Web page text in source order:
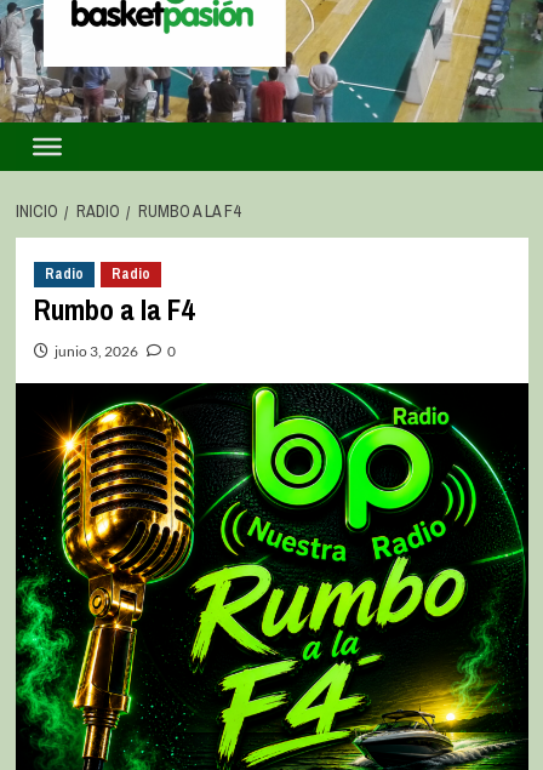
INICIO RADIO RUMBO A LA F4
Radio Radio
Rumbo a la F4
junio 3, 2026 0